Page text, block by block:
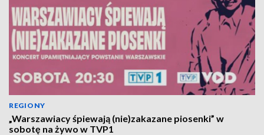
REGIONY
„Warszawiacy śpiewają (nie)zakazane piosenki” w
sobotę na żywo w TVP1